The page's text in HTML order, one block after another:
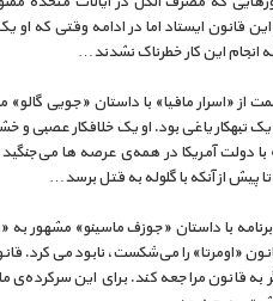
این قانون ایستاد اما در ادامه وقتی که او
انجام این کار خطرناک نشدند…
از «اسرار مافیا» با داستان «جویی
تبهکار یاغی بود. او یک خلافکار عصبی
دولت آمریکا در همه‌ی عرصه ها
پیش از آنکه با گلوله به قتل برسد…
«اومرتا» را می‌شکست، نابود می کرد.
قانون مراجعه کند. برای این سرکرده‌ی